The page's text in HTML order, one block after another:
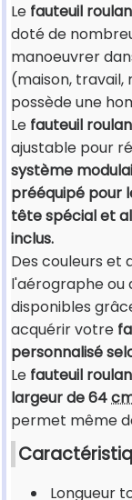
Le fauteuil
doté de
manoeuvrer
(maison, travail,
possède une
Le fauteuil
ajustable pour
système
prééquipé pour
tête spécial et
inclus.
Des couleurs et
l'aérographe ou
disponibles
acquérir votre
personnalisé
Le fauteuil
largeur de 64
permet même
Longueur